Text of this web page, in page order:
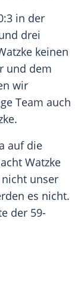
in der
drei
keinen
und dem
wir
Team auch
.
auf die
Watzke
unser
es nicht.
der 59-